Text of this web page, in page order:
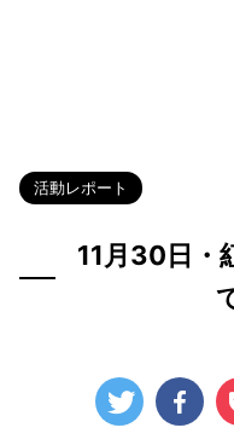
活動レポート
11月30日・